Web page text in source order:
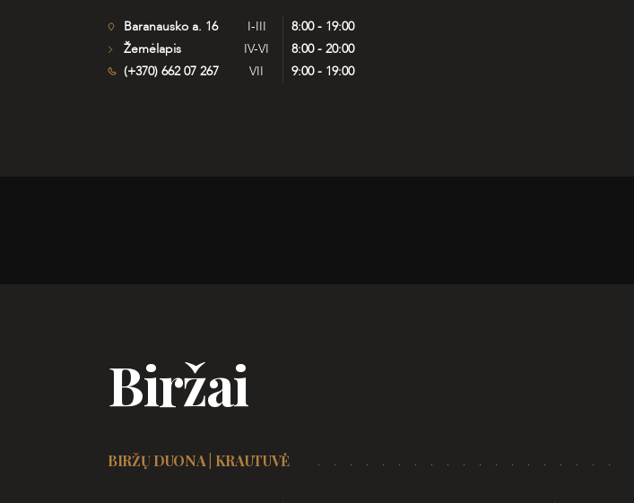
Baranausko a. 16
Žemėlapis
(+370) 662 07 267
I-III
8:00 - 19:00
IV-VI
8:00 - 20:00
VII
9:00 - 19:00
Biržai
BIRŽŲ DUONA | KRAUTUVĖ